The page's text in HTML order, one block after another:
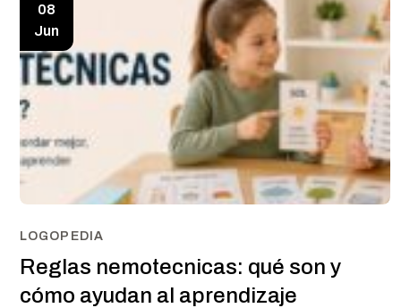
08
Jun
LOGOPEDIA
Reglas nemotecnicas: qué son y
cómo ayudan al aprendizaje